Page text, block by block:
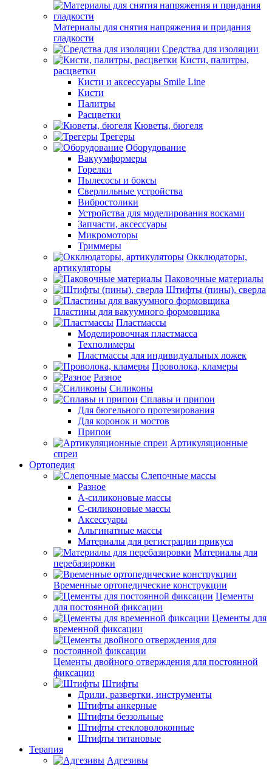
Материалы для снятия напряжения и придания
гладкости
Средства для изоляции
Кисти, палитры,
расцветки
Кисти и аксессуары Smile Line
Кисти
Палитры
Расцветки
Кюветы, бюгеля
Трегеры
Оборудование
Вакуумформеры
Горелки
Пылесосы и боксы
Сверлильные устройства
Вибростолики
Устройства для моделирования восками
Запчасти, аксессуары
Микромоторы
Триммеры
Окклюдаторы,
артикуляторы
Паковочные материалы
Штифты (пины), сверла
Пластины для вакуумного формовщика
Пластмассы
Моделировочная пластмасса
Техполимеры
Пластмассы для индивидуальных ложек
Проволока, кламеры
Разное
Силиконы
Сплавы и припои
Для бюгельного протезирования
Для коронок и мостов
Припои
Артикуляционные
спреи
Ортопедия
Слепочные массы
Разное
А-силиконовые массы
С-силиконовые массы
Аксессуары
Альгинатные массы
Материалы для регистрации прикуса
Материалы для
перебазировки
Временные ортопедические конструкции
Цементы
для постоянной фиксации
Цементы для
временной фиксации
Цементы двойного отверждения для постоянной
фиксации
Штифты
Дрили, развертки, инструменты
Штифты анкерные
Штифты беззольные
Штифты стекловолоконные
Штифты титановые
Терапия
Адгезивы